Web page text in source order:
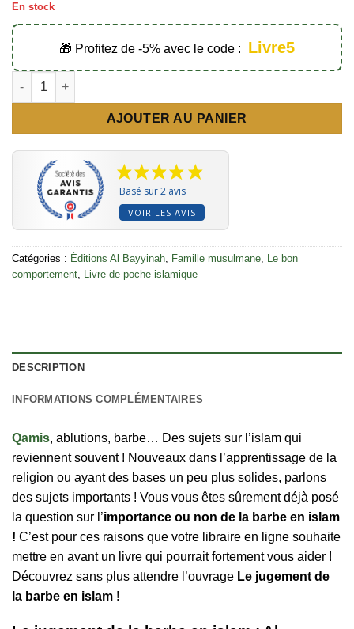
En stock
🎁 Profitez de -5% avec le code : Livre5
quantité de Le jugement de la barbe en islam - Éditions Al
AJOUTER AU PANIER
Basé sur 2 avis
VOIR LES AVIS
Catégories : Éditions Al Bayyinah Famille musulmane
Le bon
comportement
Livre de poche islamique
DESCRIPTION
INFORMATIONS COMPLÉMENTAIRES
Qamis, ablutions, barbe… Des sujets sur l’islam qui
reviennent souvent ! Nouveaux dans l’apprentissage de la
religion ou ayant des bases un peu plus solides, parlons
des sujets importants ! Vous vous êtes sûrement déjà posé
la question sur l’importance ou non de la barbe en islam
! C’est pour ces raisons que votre libraire en ligne souhaite
mettre en avant un livre qui pourrait fortement vous aider !
Découvrez sans plus attendre l’ouvrage Le jugement de
la barbe en islam !